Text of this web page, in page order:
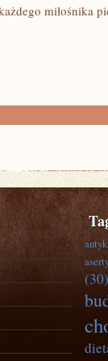
miłośnika
(30)